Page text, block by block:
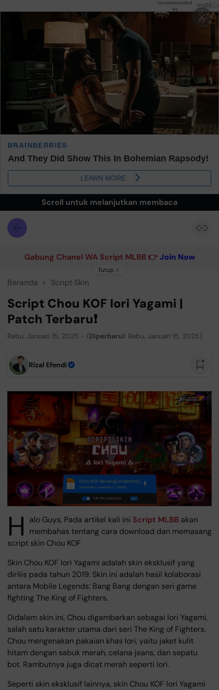
Scroll untuk melanjutkan membaca
Gabung Chanel WA Script MLBB 👉Join Now
Tutup
Beranda Script Skin
Script Chou KOF Iori Yagami |
Patch Terbaru❗
Rabu, Januari 15, 2025 - (Diperbarui: Rabu, Januari 15, 2025)
Rizal Efendi
H alo Guys, Pada artikel kali ini Script MLBB akan
membahas tentang cara download dan memasang
script skin Chou KOF
Skin Chou KOF Iori Yagami adalah skin eksklusif yang
dirilis pada tahun 2019. Skin ini adalah hasil kolaborasi
antara Mobile Legends: Bang Bang dengan seri game
fighting The King of Fighters.
Didalam skin ini, Chou digambarkan sebagai Iori Yagami,
salah satu karakter utama dari seri The King of Fighters.
Chou mengenakan pakaian khas Iori, yaitu jaket kulit
hitam dengan sabuk merah, celana jeans, dan sepatu
bot. Rambutnya juga dicat merah seperti Iori.
Seperti skin eksklusif lainnya, skin Chou KOF Iori Yagami